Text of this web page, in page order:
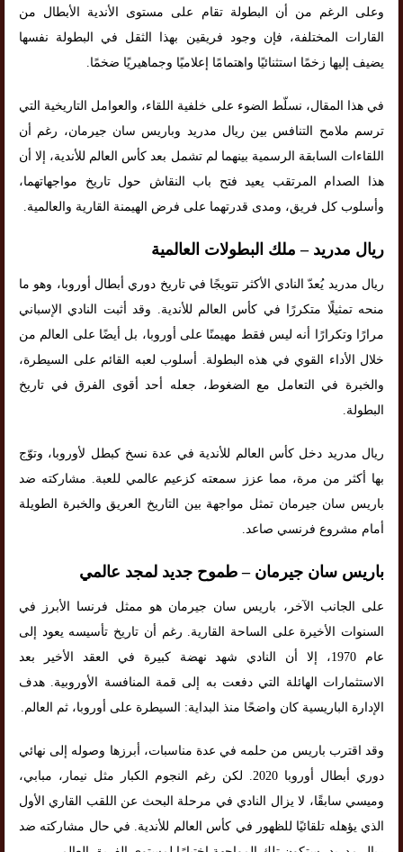
وعلى الرغم من أن البطولة تقام على مستوى الأندية الأبطال من
القارات المختلفة، فإن وجود فريقين بهذا الثقل في البطولة نفسها
يضيف إليها زخمًا استثنائيًا واهتمامًا إعلاميًا وجماهيريًا ضخمًا.
في هذا المقال، نسلّط الضوء على خلفية اللقاء، والعوامل التاريخية التي
ترسم ملامح التنافس بين ريال مدريد وباريس سان جيرمان، رغم أن
اللقاءات السابقة الرسمية بينهما لم تشمل بعد كأس العالم للأندية، إلا أن
هذا الصدام المرتقب يعيد فتح باب النقاش حول تاريخ مواجهاتهما،
وأسلوب كل فريق، ومدى قدرتهما على فرض الهيمنة القارية والعالمية.
ريال مدريد – ملك البطولات العالمية
ريال مدريد يُعدّ النادي الأكثر تتويجًا في تاريخ دوري أبطال أوروبا، وهو ما
منحه تمثيلًا متكررًا في كأس العالم للأندية. وقد أثبت النادي الإسباني
مرارًا وتكرارًا أنه ليس فقط مهيمنًا على أوروبا، بل أيضًا على العالم من
خلال الأداء القوي في هذه البطولة. أسلوب لعبه القائم على السيطرة،
والخبرة في التعامل مع الضغوط، جعله أحد أقوى الفرق في تاريخ
البطولة.
ريال مدريد دخل كأس العالم للأندية في عدة نسخ كبطل لأوروبا، وتوّج
بها أكثر من مرة، مما عزز سمعته كزعيم عالمي للعبة. مشاركته ضد
باريس سان جيرمان تمثل مواجهة بين التاريخ العريق والخبرة الطويلة
أمام مشروع فرنسي صاعد.
باريس سان جيرمان – طموح جديد لمجد عالمي
على الجانب الآخر، باريس سان جيرمان هو ممثل فرنسا الأبرز في
السنوات الأخيرة على الساحة القارية. رغم أن تاريخ تأسيسه يعود إلى
عام 1970، إلا أن النادي شهد نهضة كبيرة في العقد الأخير بعد
الاستثمارات الهائلة التي دفعت به إلى قمة المنافسة الأوروبية. هدف
الإدارة الباريسية كان واضحًا منذ البداية: السيطرة على أوروبا، ثم العالم.
وقد اقترب باريس من حلمه في عدة مناسبات، أبرزها وصوله إلى نهائي
دوري أبطال أوروبا 2020. لكن رغم النجوم الكبار مثل نيمار، مبابي،
وميسي سابقًا، لا يزال النادي في مرحلة البحث عن اللقب القاري الأول
الذي يؤهله تلقائيًا للظهور في كأس العالم للأندية. في حال مشاركته ضد